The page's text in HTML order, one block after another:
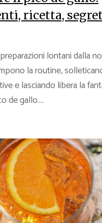
ricetta,
lontani dalla
la routine,
e lasciando libera la
de gallo....